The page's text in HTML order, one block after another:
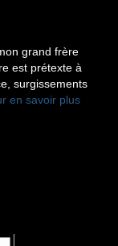
grand frère
est prétexte à
surgissements
en savoir plus